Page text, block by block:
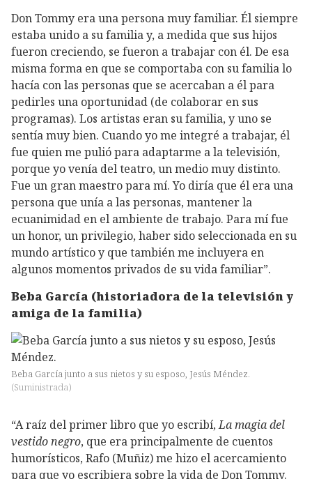
Don Tommy era una persona muy familiar. Él siempre
estaba unido a su familia y, a medida que sus hijos
fueron creciendo, se fueron a trabajar con él. De esa
misma forma en que se comportaba con su familia lo
hacía con las personas que se acercaban a él para
pedirles una oportunidad (de colaborar en sus
programas). Los artistas eran su familia, y uno se
sentía muy bien. Cuando yo me integré a trabajar, él
fue quien me pulió para adaptarme a la televisión,
porque yo venía del teatro, un medio muy distinto.
Fue un gran maestro para mí. Yo diría que él era una
persona que unía a las personas, mantener la
ecuanimidad en el ambiente de trabajo. Para mí fue
un honor, un privilegio, haber sido seleccionada en su
mundo artístico y que también me incluyera en
algunos momentos privados de su vida familiar”.
Beba García (historiadora de la televisión y
amiga de la familia)
Beba García junto a sus nietos y su esposo, Jesús Méndez.
(Suministrada)
“A raíz del primer libro que yo escribí,La magia del
vestido negro, que era principalmente de cuentos
humorísticos, Rafo (Muñiz) me hizo el acercamiento
para que yo escribiera sobre la vida de Don Tommy.